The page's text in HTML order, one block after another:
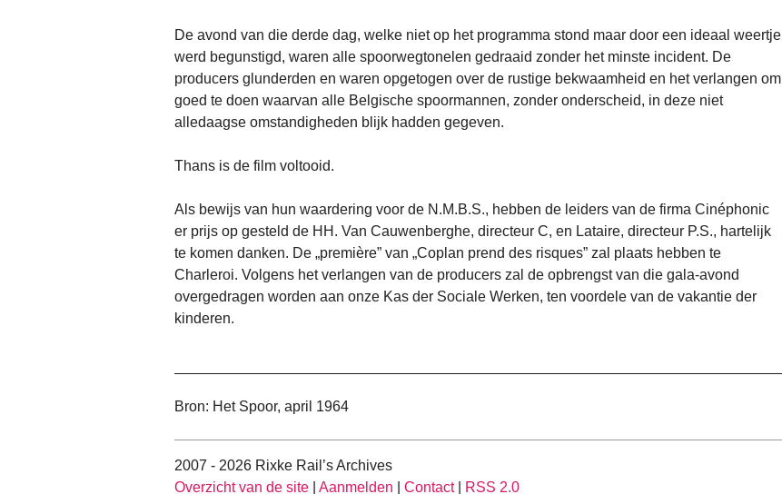
De avond van die derde dag, welke niet op het programma stond maar door een ideaal weertje
werd begunstigd, waren alle spoorwegtonelen gedraaid zonder het minste incident. De
producers glunderden en waren opgetogen over de rustige bekwaamheid en het verlangen om
goed te doen waarvan alle Belgische spoormannen, zonder onderscheid, in deze niet
alledaagse omstandigheden blijk hadden gegeven.
Thans is de film voltooid.
Als bewijs van hun waardering voor de N.M.B.S., hebben de leiders van de firma Cinéphonic
er prijs op gesteld de HH. Van Cauwenberghe, directeur C, en Lataire, directeur P.S., hartelijk
te komen danken. De „première” van „Coplan prend des risques” zal plaats hebben te
Charleroi. Volgens het verlangen van de producers zal de opbrengst van die gala-avond
overgedragen worden aan onze Kas der Sociale Werken, ten voordele van de vakantie der
kinderen.
Bron: Het Spoor, april 1964
2007 - 2026 Rixke Rail’s Archives
Overzicht van de site
Aanmelden Contact| RSS 2.0